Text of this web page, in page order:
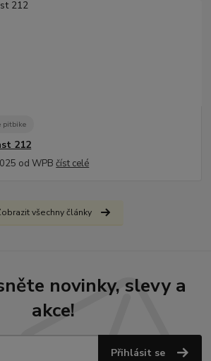
pitbike
212
od WPBčíst celé
všechny články
novinky, slevy a
akce!
Přihlásit se